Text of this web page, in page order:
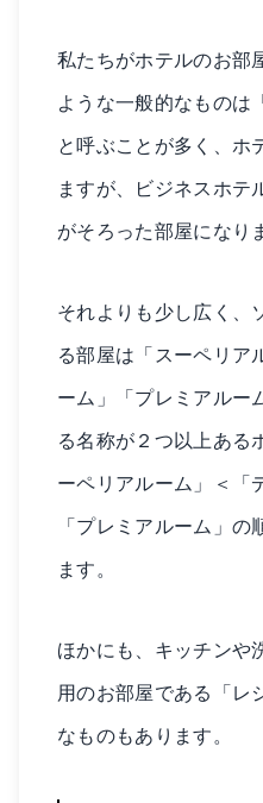
私たちがホテルのお部
ような一般的なものは
と呼ぶことが多く、ホ
ますが、ビジネスホテ
がそろった部屋になり
それよりも少し広く、
る部屋は「スーペリア
ーム」「プレミアルー
る名称が２つ以上ある
ーペリアルーム」＜「
「プレミアルーム」
ます。
ほかにも、キッチンや
用のお部屋である「レ
なものもあります。